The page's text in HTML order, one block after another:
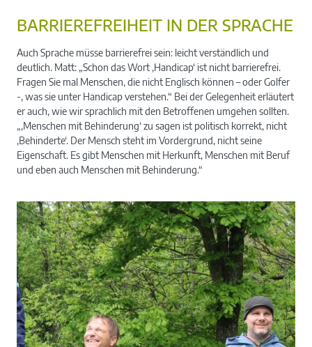
Das Filmteam um Redakteuren Katharina Kregel
nimmt gleich die Ankunft von Kursleiter Hans-
Peter Matt auf.
BARRIEREFREIHEIT IN DER SPRACHE
Auch Sprache müsse barrierefrei sein: leicht verständlich und
deutlich. Matt: „Schon das Wort ‚Handicap‘ ist nicht barrierefrei.
Fragen Sie mal Menschen, die nicht Englisch können – oder Golfer
-, was sie unter Handicap verstehen.“ Bei der Gelegenheit erläutert
er auch, wie wir sprachlich mit den Betroffenen umgehen sollten.
„‚Menschen mit Behinderung‘ zu sagen ist politisch korrekt, nicht
‚Behinderte‘. Der Mensch steht im Vordergrund, nicht seine
Eigenschaft. Es gibt Menschen mit Herkunft, Menschen mit Beruf
und eben auch Menschen mit Behinderung.“